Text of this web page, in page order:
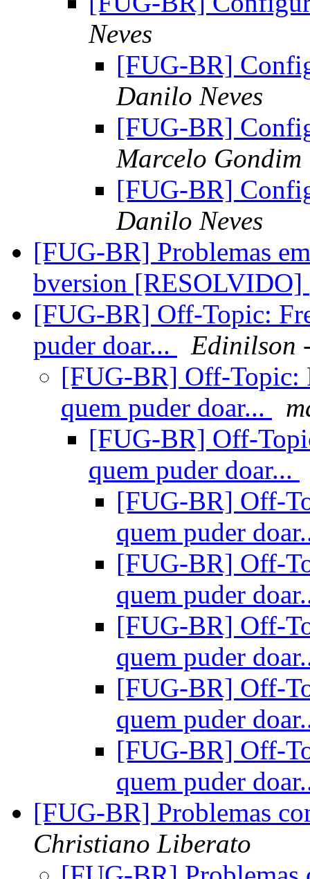
Neves
[FUG-BR]
Danilo Neves
[FUG-BR]
Marcelo Gondim
[FUG-BR]
Danilo Neves
[FUG-BR] Problemas
bversion [RESOLVIDO]
[FUG-BR] Off-Topic:
puder doar...
Edinilson
[FUG-BR] Off-Topic:
quem puder doar...
[FUG-BR] Off-
quem puder doar...
[FUG-BR] Off-
quem puder
[FUG-BR] Off-
quem puder
[FUG-BR] Off-
quem puder
[FUG-BR] Off-
quem puder
[FUG-BR] Off-
quem puder
[FUG-BR] Problemas
Christiano Liberato